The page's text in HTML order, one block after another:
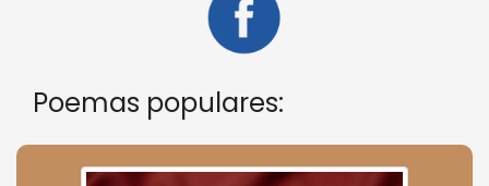
Poemas populares: